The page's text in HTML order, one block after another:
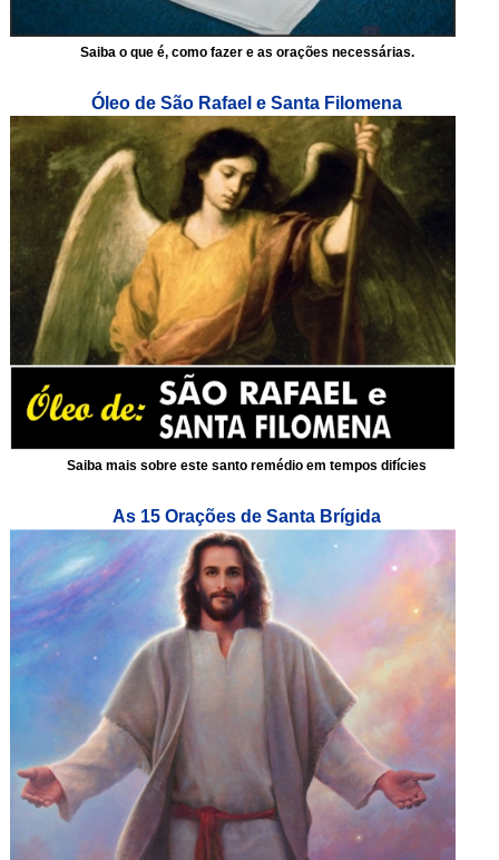
Saiba o que é, como fazer e as orações necessárias.
Óleo de São Rafael e Santa Filomena
Saiba mais sobre este santo remédio em tempos difícies
As 15 Orações de Santa Brígida